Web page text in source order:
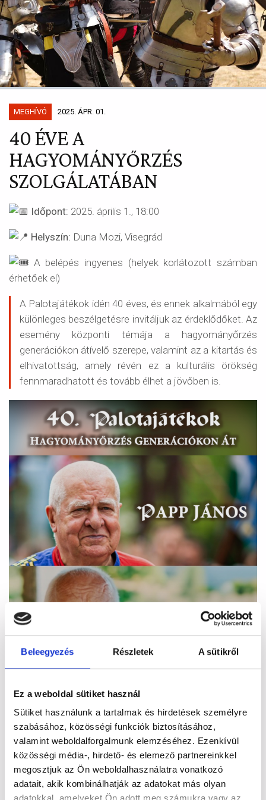
Beleegyezés Részletek A sütikről
Ez a weboldal sütiket használ
Sütiket használunk a tartalmak és hirdetések személyre
szabásához, közösségi funkciók biztosításához,
valamint weboldalforgalmunk elemzéséhez. Ezenkívül
közösségi média-, hirdető- és elemező partnereinkkel
megosztjuk az Ön weboldalhasználatra vonatkozó
adatait, akik kombinálhatják az adatokat más olyan
MEGHÍVÓ 2025. ÁPR. 01.
40 ÉVE A
HAGYOMÁNYŐRZÉS
SZOLGÁLATÁBAN
Időpont: 2025. április 1., 18:00
Helyszín: Duna Mozi, Visegrád
A belépés ingyenes (helyek korlátozott számban
érhetőek el)
A Palotajátékok idén 40 éves, és ennek alkalmából egy
különleges beszélgetésre invitáljuk az érdeklődőket. Az
esemény központi témája a hagyományőrzés
generációkon átívelő szerepe, valamint az a kitartás és
elhivatottság, amely révén ez a kulturális örökség
fennmaradhatott és tovább élhet a jövőben is.